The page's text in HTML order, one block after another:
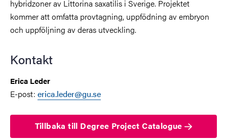
hybridzoner av Littorina saxatilis i Sverige. Projektet
kommer att omfatta provtagning, uppfödning av embryon
och uppföljning av deras utveckling.
Kontakt
Erica Leder
E-post: erica.leder@gu.se
Tillbaka till Degree Project Catalogue